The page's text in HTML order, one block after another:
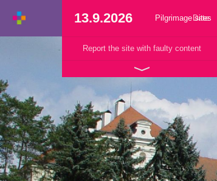
13.9.2026 Date
Report the site with faulty content
Pilgrimage sites